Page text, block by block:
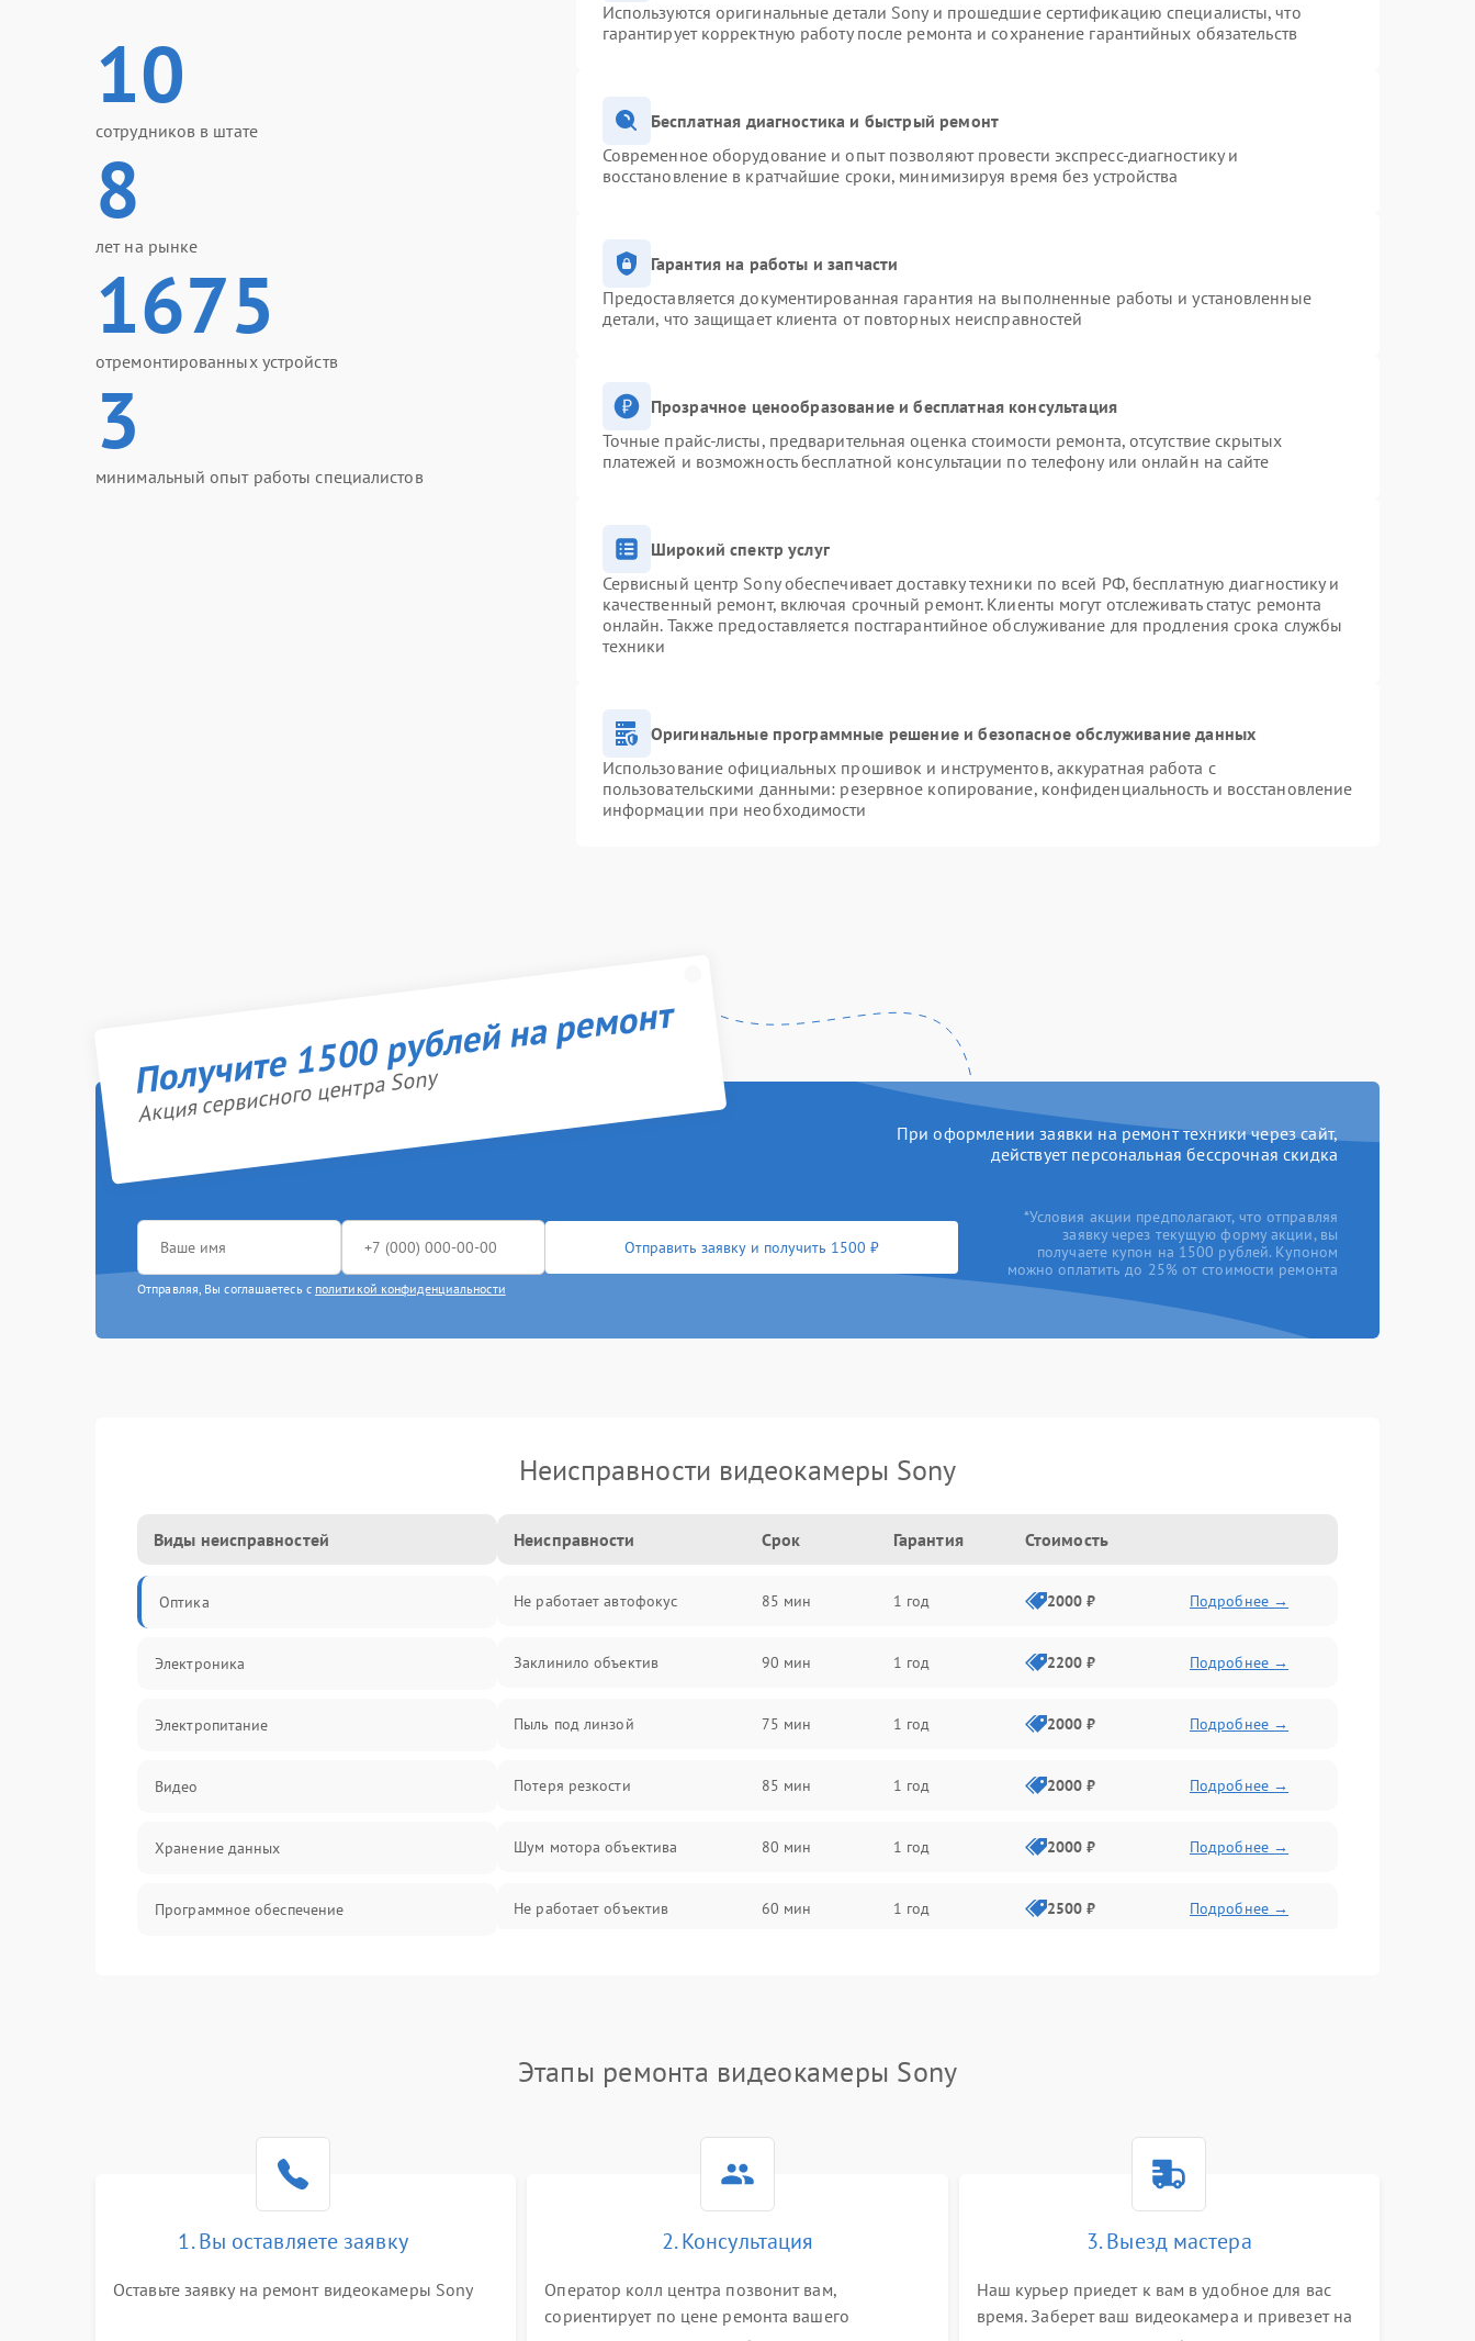
10
сотрудников в штате
8
лет на рынке
1675
отремонтированных устройств
3
минимальный опыт работы специалистов
Используются оригинальные детали Sony и прошедшие сертификацию специалисты, что
гарантирует корректную работу после ремонта и сохранение гарантийных обязательств
Бесплатная диагностика и быстрый ремонт
Современное оборудование и опыт позволяют провести экспресс-диагностику и
восстановление в кратчайшие сроки, минимизируя время без устройства
Гарантия на работы и запчасти
Предоставляется документированная гарантия на выполненные работы и установленные
детали, что защищает клиента от повторных неисправностей
Прозрачное ценообразование и бесплатная консультация
Точные прайс-листы, предварительная оценка стоимости ремонта, отсутствие скрытых
платежей и возможность бесплатной консультации по телефону или онлайн на сайте
Широкий спектр услуг
Сервисный центр Sony обеспечивает доставку техники по всей РФ, бесплатную диагностику и
качественный ремонт, включая срочный ремонт. Клиенты могут отслеживать статус ремонта
онлайн. Также предоставляется постгарантийное обслуживание для продления срока службы
техники
Оригинальные программные решение и безопасное обслуживание данных
Использование официальных прошивок и инструментов, аккуратная работа с
пользовательскими данными: резервное копирование, конфиденциальность и восстановление
информации при необходимости
Получите 1500 рублей на ремонт
Акция сервисного центра Sony
При оформлении заявки на ремонт техники через сайт,
действует персональная бессрочная скидка
Отправить заявку и получить 1500 ₽
Отправляя, Вы соглашаетесь с политикой конфиденциальности
*Условия акции предполагают, что отправляя
заявку через текущую форму акции, вы
получаете купон на 1500 рублей. Купоном
можно оплатить до 25% от стоимости ремонта
Неисправности видеокамеры Sony
Виды неисправностей
Оптика
Электроника
Электропитание
Видео
Хранение данных
Программное обеспечение
Неисправности Срок Гарантия Стоимость
Не работает автофокус 85 мин 1 год 2000 ₽ Подробнее →
Заклинило объектив 90 мин 1 год 2200 ₽ Подробнее →
Пыль под линзой 75 мин 1 год 2000 ₽ Подробнее →
Потеря резкости 85 мин 1 год 2000 ₽ Подробнее →
Шум мотора объектива 80 мин 1 год 2000 ₽ Подробнее →
Не работает объектив 60 мин 1 год 2500 ₽ Подробнее →
Плохое качество изображения
Этапы ремонта видеокамеры Sony
1. Вы оставляете заявку
Оставьте заявку на ремонт видеокамеры Sony
2. Консультация
Оператор колл центра позвонит вам,
сориентирует по цене ремонта вашего
3. Выезд мастера
Наш курьер приедет к вам в удобное для вас
время. Заберет ваш видеокамера и привезет на